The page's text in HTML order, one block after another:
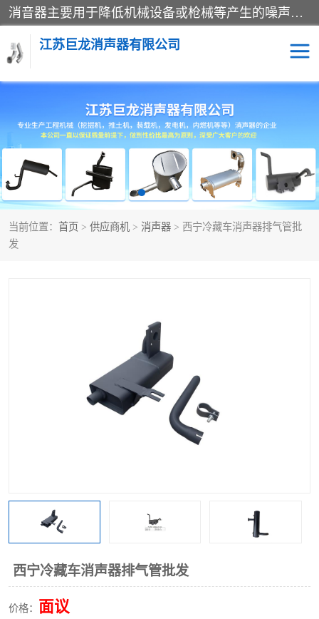
消音器主要用于降低机械设备或枪械等产生的噪声。它通过阻尼或增加排气面积来降低排气速度和功率，从而降低噪声。常见的消音器类型包括阻性消声器、抗性消声器、共振消声器以及阻抗复合式消声器等。这些消音器各有特点，适用于不同频率的噪声消除。
江苏巨龙消声器有限公司
当前位置： 首页 > 供应商机 > 消声器 > 西宁冷藏车消声器排气管批
发
西宁冷藏车消声器排气管批发
价格： 面议
消声器